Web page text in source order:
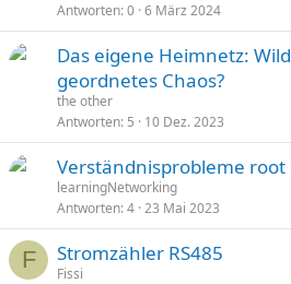
Antworten 0 6 März 2024
Das eigene Heimnetz:
geordnetes Chaos?
the other
Antworten 5 10 Dez. 2023
Verständnisprobleme root
learningNetworking
Antworten 4 23 Mai 2023
F Stromzähler RS485
Fissi